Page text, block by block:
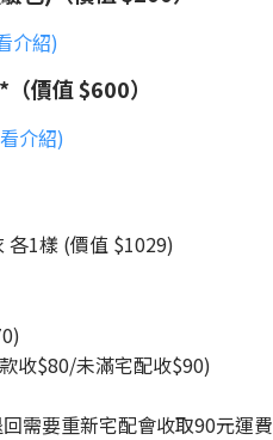
介紹)
價值 $600）
介紹)
各1樣 (價值 $1029)
收$80/未滿宅配收$90)
需要重新宅配會收取90元運費